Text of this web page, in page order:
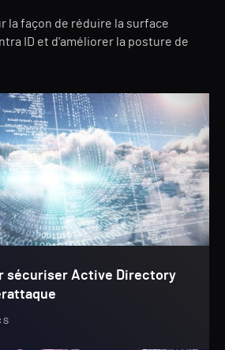
la façon de réduire la surface
ID et d'améliorer la posture de
sécuriser Active Directory